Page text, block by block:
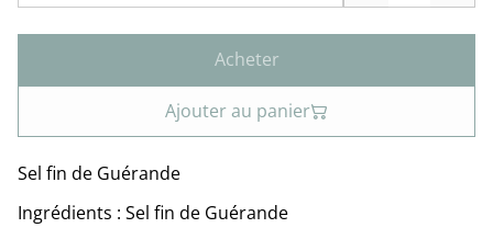
Acheter
Ajouter au panier
Sel fin de Guérande
Ingrédients : Sel fin de Guérande